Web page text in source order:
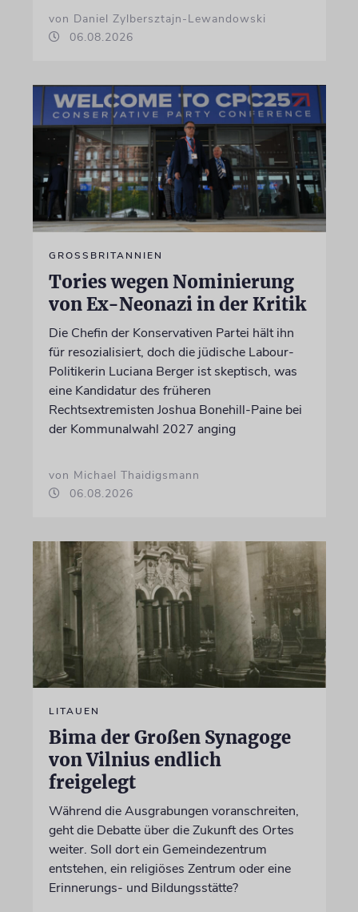
von Daniel Zylbersztajn-Lewandowski
06.08.2026
GROSSBRITANNIEN
Tories wegen Nominierung
von Ex-Neonazi in der Kritik
Die Chefin der Konservativen Partei hält ihn
für resozialisiert, doch die jüdische Labour-
Politikerin Luciana Berger ist skeptisch, was
eine Kandidatur des früheren
Rechtsextremisten Joshua Bonehill-Paine bei
der Kommunalwahl 2027 anging
von Michael Thaidigsmann
06.08.2026
LITAUEN
Bima der Großen Synagoge
von Vilnius endlich
freigelegt
Während die Ausgrabungen voranschreiten,
geht die Debatte über die Zukunft des Ortes
weiter. Soll dort ein Gemeindezentrum
entstehen, ein religiöses Zentrum oder eine
Erinnerungs- und Bildungsstätte?